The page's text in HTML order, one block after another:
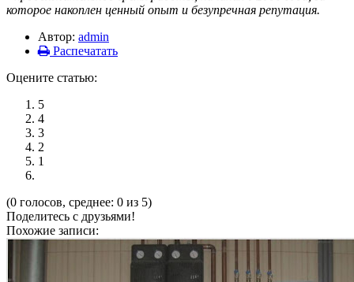
которое накоплен ценный опыт и безупречная репутация.
Автор: admin
Распечатать
Оцените статью:
5
4
3
2
1
(0 голосов, среднее: 0 из 5)
Поделитесь с друзьями!
Похожие записи: